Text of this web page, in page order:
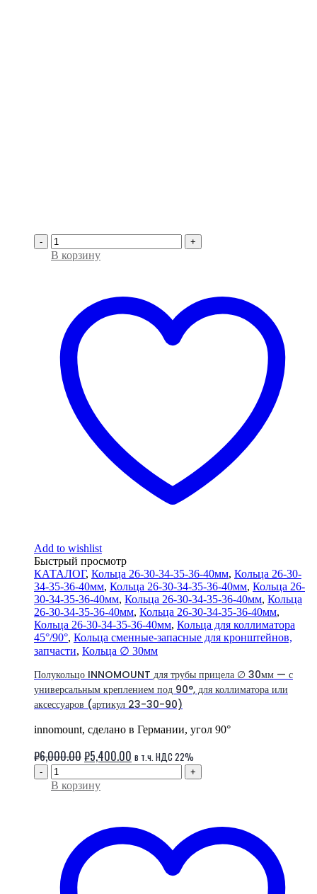
- +
В корзину
Add to wishlist
Быстрый просмотр
КАТАЛОГ, Кольца 26-30-34-35-36-40мм, Кольца 26-30-
34-35-36-40мм, Кольца 26-30-34-35-36-40мм, Кольца 26-
30-34-35-36-40мм, Кольца 26-30-34-35-36-40мм, Кольца
26-30-34-35-36-40мм, Кольца 26-30-34-35-36-40мм,
Кольца 26-30-34-35-36-40мм, Кольца для коллиматора
45°/90°, Кольца сменные-запасные для кронштейнов,
запчасти, Кольца ∅ 30мм
Полукольцо INNOMOUNT для трубы прицела ∅ 30мм — с
универсальным креплением под 90°, для коллиматора или
аксессуаров (артикул 23-30-90)
innomount, сделано в Германии, угол 90°
₽6,000.00Первоначальная
составляла
₽5,400.00 Текущая
в т.ч. НДС 22%
- +
В корзину